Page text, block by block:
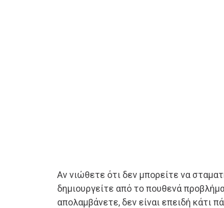
Αν νιώθετε ότι δεν μπορείτε να
δημιουργείτε από το πουθενά
απολαμβάνετε, δεν είναι επειδή κάτι